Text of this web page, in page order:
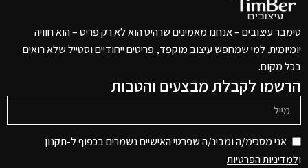
טימבר עיצובים – אנחנו מאמינים שרהיט הוא לא רק פריט – הוא חוויה
יומיומית. למי שמחפש עיצוב מוקפד, פריטים ייחודיים וסטייל שלא רואים
בכל מקום.
הרשמו לקבלת מבצעים והטבות
אני מסכימ/ה ומבינ/ה שפרטי האישיים נשמרים בכפוף ל-תקנון
ולמדיניות הפרטיות